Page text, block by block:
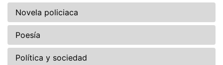
Novela policiaca
Poesía
Política y sociedad